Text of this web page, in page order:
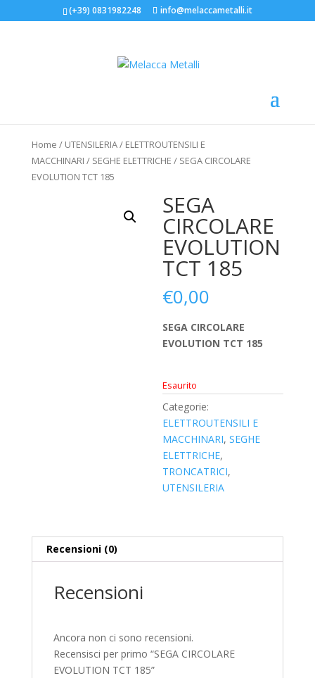
(+39) 0831982248 info@melaccametalli.it
Home / UTENSILERIA/ ELETTROUTENSILI E
MACCHINARI / SEGHE ELETTRICHE / SEGA CIRCOLARE
EVOLUTION TCT 185
SEGA
CIRCOLARE
EVOLUTION
TCT 185
€0,00
SEGA CIRCOLARE
EVOLUTION TCT 185
Esaurito
Categorie:
ELETTROUTENSILI E
MACCHINARI,SEGHE
ELETTRICHE,
TRONCATRICI,
UTENSILERIA
Recensioni (0)
Recensioni
Ancora non ci sono recensioni.
Recensisci per primo “SEGA CIRCOLARE
EVOLUTION TCT 185”